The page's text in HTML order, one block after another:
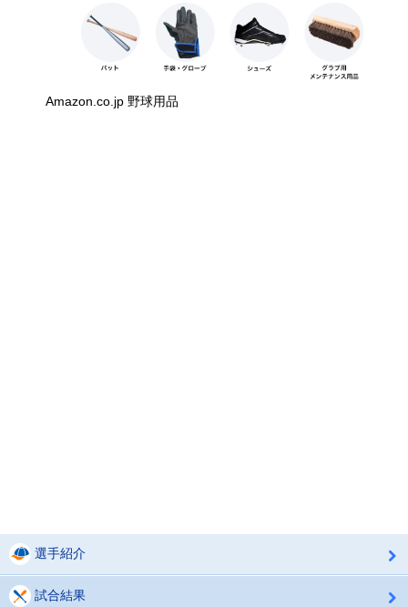
Amazon.co.jp 野球用品
選手紹介
試合結果